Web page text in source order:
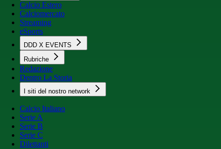
Calcio Estero
Calciomercato
Streaming
eSports
DDD X EVENTS
Rubriche
Redazione
Dentro La Storia
I siti del nostro network
Calcio Italiano
Serie A
Serie B
Serie C
Dilettanti